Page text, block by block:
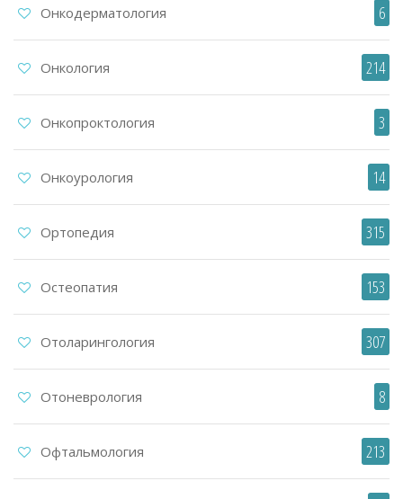
Онкодерматология 6
Онкология 214
Онкопроктология 3
Онкоурология 14
Ортопедия 315
Остеопатия 153
Отоларингология 307
Отоневрология 8
Офтальмология 213